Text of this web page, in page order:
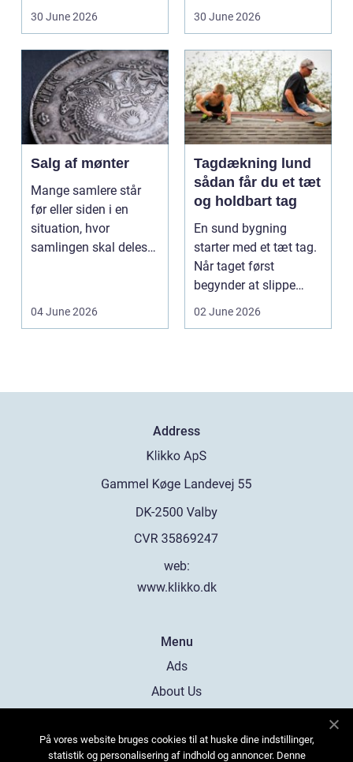
badeværelse, bliver
30 June 2026
hol...
30 June 2026
Salg af mønter
Mange samlere står
før eller siden i en
situation, hvor
samlingen skal deles
04 June 2026
Tagdækning lund
sådan får du et tæt
og holdbart tag
En sund bygning
starter med et tæt tag.
Når taget først
begynder at slippe
vand ind, kan skaderne
02 June 2026
Address
web:
www.klikko.dk
Menu
Ads
About Us
Contact
På vores website bruges cookies til at huske dine indstillinger,
statistik og personalisering af indhold og annoncer. Denne